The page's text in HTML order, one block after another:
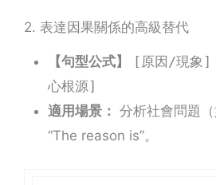
2. 表達因果關係的高級替代
【句型公式】
[原因/現
心根源]
適用場景： 分析社會問題
“The reason is”。